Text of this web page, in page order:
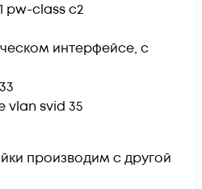
pw-class c2
интерфейсе, с
vlan svid 35
производим с другой